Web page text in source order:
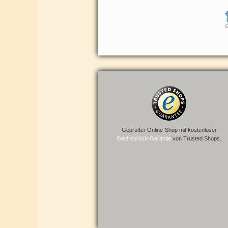
Geprüfter Online-Shop mit kostenloser
Geld-zurück-Garantie von Trusted Shops.